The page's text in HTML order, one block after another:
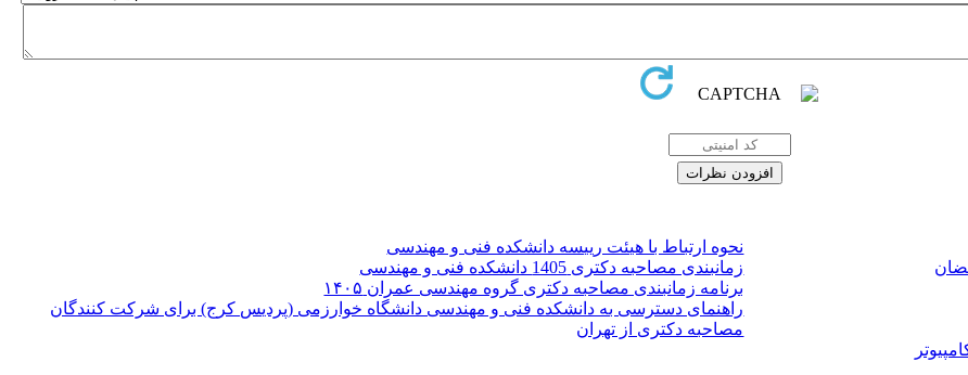
نحوه ارتباط با هیئت رییسه دانشکده فنی و مهندسی
زمانبندی مصاحبه دکتری 1405 دانشکده فنی و مهندسی
برنامه زمانبندی مصاحبه دکتری گروه مهندسی عمران ۱۴۰۵
راهنمای دسترسی به دانشکده فنی و مهندسی دانشگاه خوارزمی (پردیس کرج) برای شرکت کنندگان
مصاحبه دکتری از تهران